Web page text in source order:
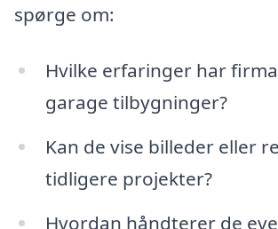
spørge om:
Hvilke erfaringer har
garage tilbygninger?
Kan de vise billeder eller
tidligere projekter?
Hvordan håndterer de